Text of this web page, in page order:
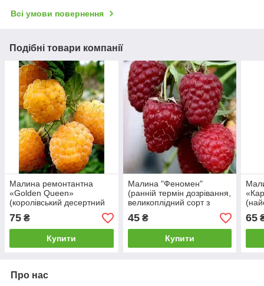
Всі умови повернення
Подібні товари компанії
Малина ремонтантна
«Golden Queen»
(королівський десертний
сорт)
75 ₴
Купити
Малина "Феномен"
(ранній термін дозрівання,
великоплідний сорт з
яскраво вираженим
смаком і ароматом)
45₴
Купити
65
Про нас